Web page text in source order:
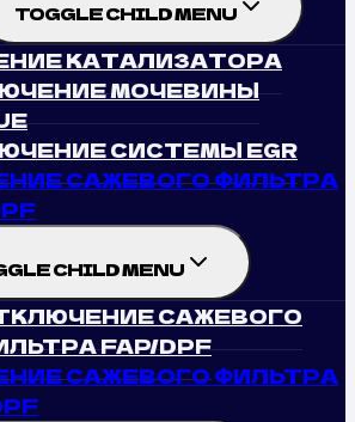
TOGGLE CHILD MENU
КАТАЛИЗАТОРА
МОЧЕВИНЫ
СИСТЕМЫ EGR
САЖЕВОГО ФИЛЬТРА
CHILD MENU
САЖЕВОГО
FAP/DPF
САЖЕВОГО ФИЛЬТРА